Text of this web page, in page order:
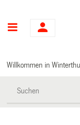
Willkommen in